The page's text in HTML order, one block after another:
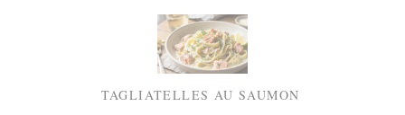
TAGLIATELLES AU SAUMON